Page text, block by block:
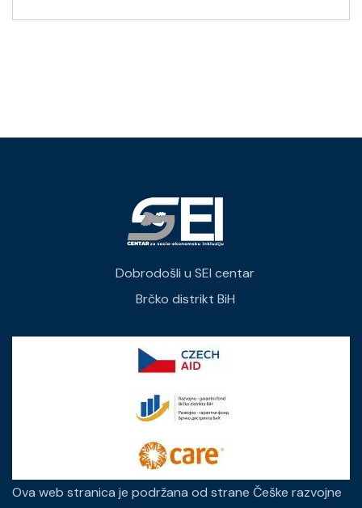
Dobrodošli u SEI centar
Brčko distrikt BiH
Ova web stranica je podržana od strane Češke razvojne